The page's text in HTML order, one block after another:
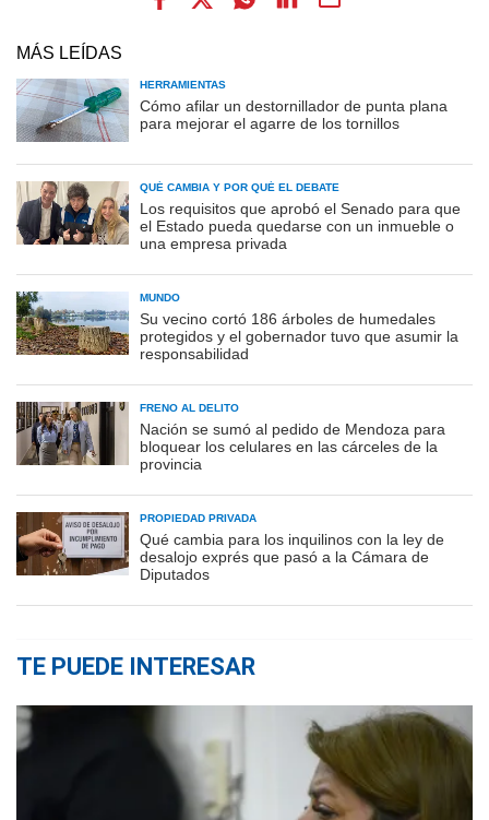
MÁS LEÍDAS
HERRAMIENTAS
Cómo afilar un destornillador de punta plana
para mejorar el agarre de los tornillos
QUÉ CAMBIA Y POR QUÉ EL DEBATE
Los requisitos que aprobó el Senado para que
el Estado pueda quedarse con un inmueble o
una empresa privada
MUNDO
Su vecino cortó 186 árboles de humedales
protegidos y el gobernador tuvo que asumir la
responsabilidad
FRENO AL DELITO
Nación se sumó al pedido de Mendoza para
bloquear los celulares en las cárceles de la
provincia
PROPIEDAD PRIVADA
Qué cambia para los inquilinos con la ley de
desalojo exprés que pasó a la Cámara de
Diputados
TE PUEDE INTERESAR